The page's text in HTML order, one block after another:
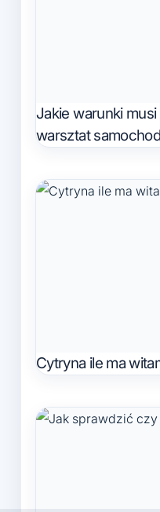
Jakie warunki musi
warsztat
Cytryna ile ma